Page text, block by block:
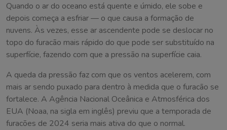
Quando o ar do oceano está quente e úmido, ele sobe e
depois começa a esfriar — o que causa a formação de
nuvens. Às vezes, esse ar ascendente pode se deslocar no
topo do furacão mais rápido do que pode ser substituído na
superfície, fazendo com que a pressão na superfície caia.
A queda da pressão faz com que os ventos acelerem, com
mais ar sendo puxado para dentro à medida que o furacão se
fortalece. A Agência Nacional Oceânica e Atmosférica dos
EUA (Noaa, na sigla em inglês) previu que a temporada de
furacões de 2024 seria mais ativa do que o normal.